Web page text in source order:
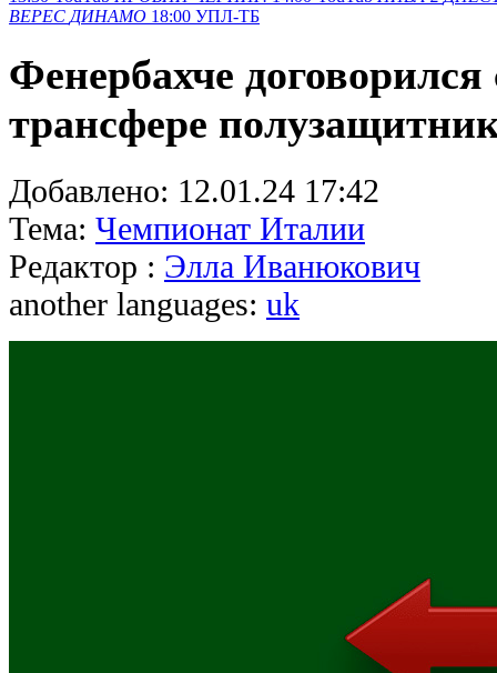
ВЕРЕС ДИНАМО 18:00 УПЛ-ТБ
Фенербахче
трансфере
Добавлено: 12.01.24 17:42
Тема: Чемпионат Италии
Редактор : Элла Иванюкович
another languages: uk